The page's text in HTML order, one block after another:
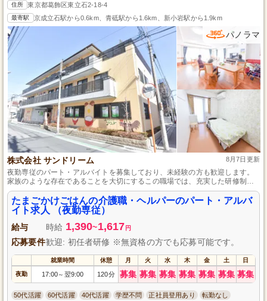
住所 東京都葛飾区東立石2-18-4
最寄駅 京成立石駅から0.6km、青砥駅から1.6km、新小岩駅から1.9km
パノラマ
株式会社 サンドリーム 8月7日更新
夜勤専従のパート・アルバイトを募集しており、未経験の方も歓迎します。
家族のような存在であることを大切にするこの職場では、充実した研修制度
と頼れる先輩スタッフがいつでもサポートします。葛飾区東立石で、あなた
も利用者様の“人生”の一部を共に歩み、豊かな暮らしを支えてみませんか？
たまごかけごはんの介護職・ヘルパーのパート・アルバ
イト求人 （夜勤専従）
給与 時給 1,390~1,617 円
応募要件歓迎: 初任者研修 ※無資格の方でも応募可能です。
就業時間 休憩 月 火 水 木 金 土 日
夜勤 17:00～ 翌9:00 120分 募集 募集 募集 募集 募集 募集 募集
50代活躍 60代活躍 40代活躍 学歴不問 正社員登用あり 転勤なし